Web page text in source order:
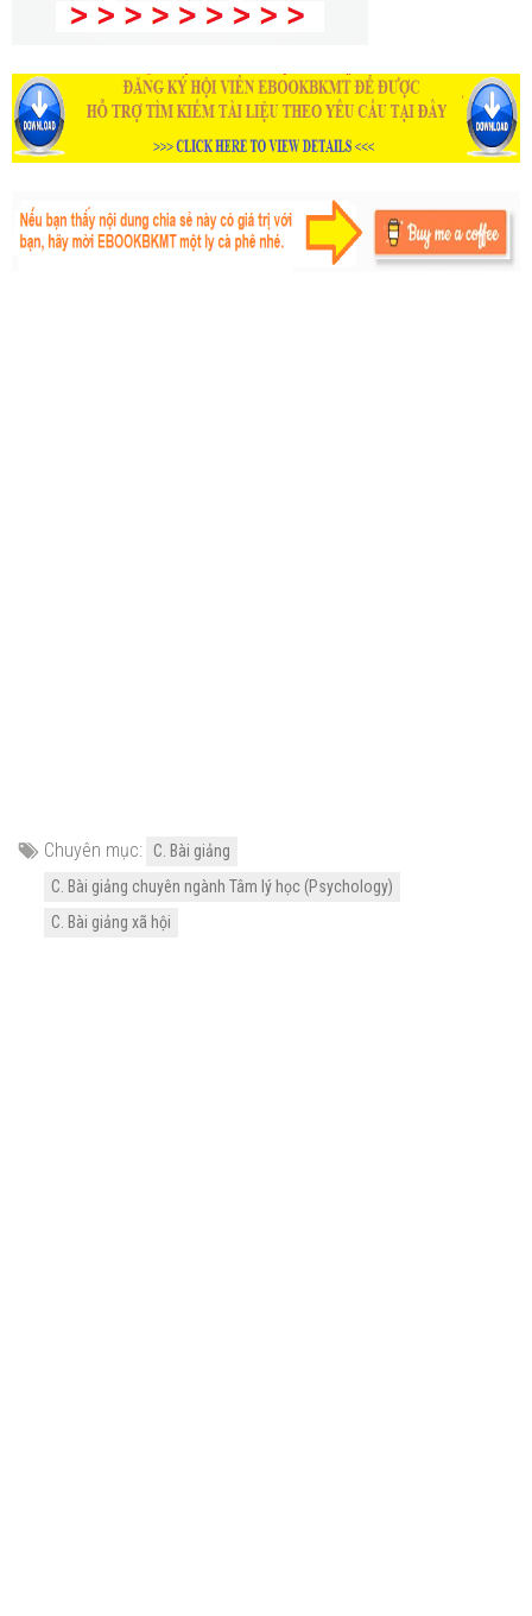
Chuyên mục:
C. Bài giảng
C. Bài giảng chuyên ngành Tâm lý học (Psychology)
C. Bài giảng xã hội